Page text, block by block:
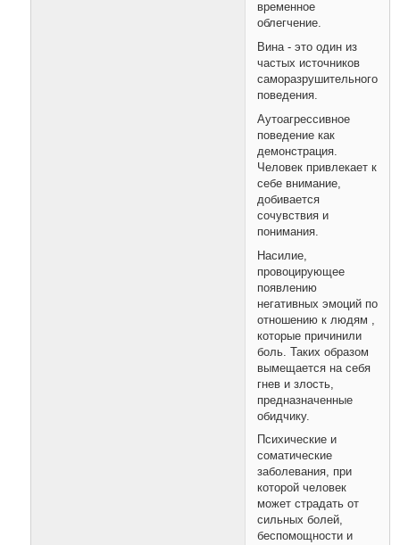
временное
облегчение.
Вина - это один из
частых источников
саморазрушительного
поведения.
Аутоагрессивное
поведение как
демонстрация.
Человек привлекает к
себе внимание,
добивается
сочувствия и
понимания.
Насилие,
провоцирующее
появлению
негативных эмоций по
отношению к людям ,
которые причинили
боль. Таких образом
вымещается на себя
гнев и злость,
предназначенные
обидчику.
Психические и
соматические
заболевания, при
которой человек
может страдать от
сильных болей,
беспомощности и